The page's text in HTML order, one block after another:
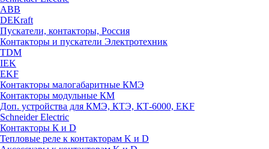
ABB
DEKraft
Пускатели, контакторы, Россия
Контакторы и пускатели Электротехник
TDM
IEK
EKF
Контакторы малогабаритные КМЭ
Контакторы модульные КМ
Доп. устройства для КМЭ, КТЭ, КТ-6000, EKF
Schneider Electric
Контакторы К и D
Тепловые реле к контакторам K и D